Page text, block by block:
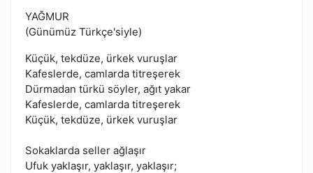
YAĞMUR
(Günümüz Türkçe'siyle)
Küçük, tekdüze, ürkek vuruşlar
Kafeslerde, camlarda titreşerek
Dürmadan türkü söyler, ağıt yakar
Kafeslerde, camlarda titreşerek
Küçük, tekdüze, ürkek vuruşlar
Sokaklarda seller ağlaşır
Ufuk yaklaşır, yaklaşır, yaklaşır;